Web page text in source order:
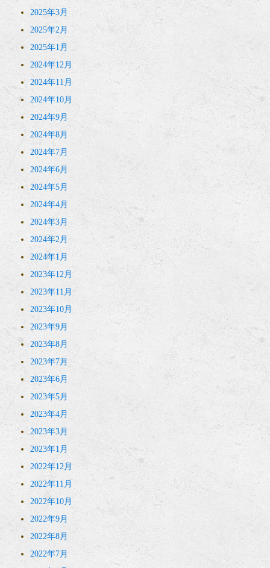
2025年3月
2025年2月
2025年1月
2024年12月
2024年11月
2024年10月
2024年9月
2024年8月
2024年7月
2024年6月
2024年5月
2024年4月
2024年3月
2024年2月
2024年1月
2023年12月
2023年11月
2023年10月
2023年9月
2023年8月
2023年7月
2023年6月
2023年5月
2023年4月
2023年3月
2023年1月
2022年12月
2022年11月
2022年10月
2022年9月
2022年8月
2022年7月